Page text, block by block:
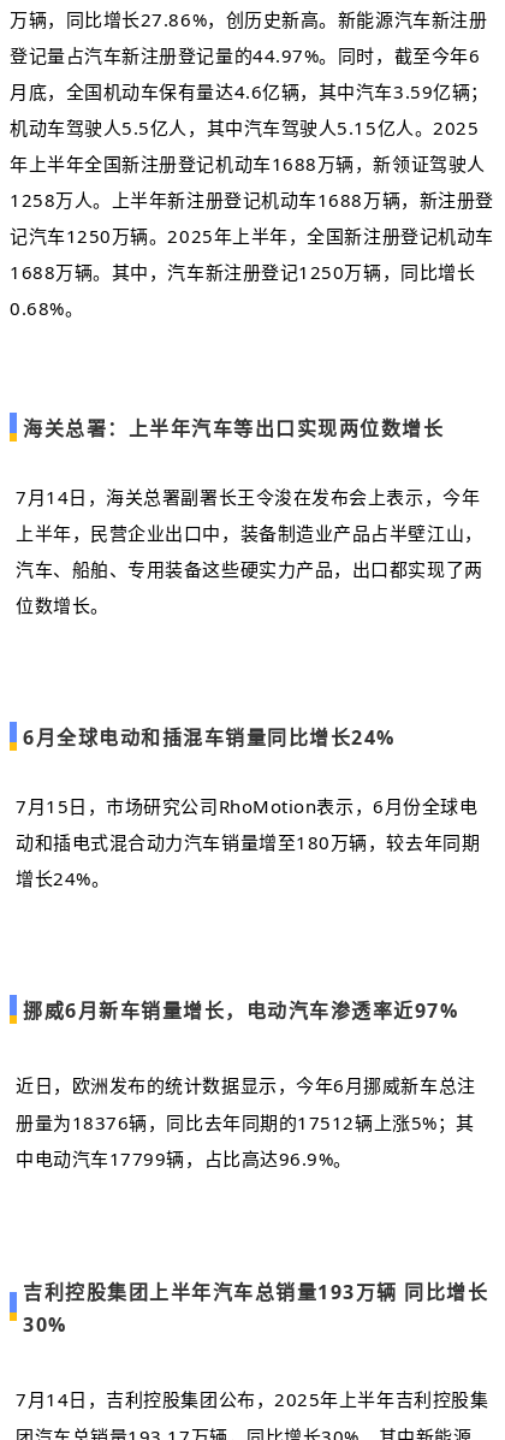
万辆，同比增长27.86%，创历史新高。新能源汽车新注册
登记量占汽车新注册登记量的44.97%。同时，截至今年6
月底，全国机动车保有量达4.6亿辆，其中汽车3.59亿辆；
机动车驾驶人5.5亿人，其中汽车驾驶人5.15亿人。2025
年上半年全国新注册登记机动车1688万辆，新领证驾驶人
1258万人。上半年新注册登记机动车1688万辆，新注册登
记汽车1250万辆。2025年上半年，全国新注册登记机动车
1688万辆。其中，汽车新注册登记1250万辆，同比增长
0.68%。
海关总署：上半年汽车等出口实现两位数增长
7月14日，海关总署副署长王令浚在发布会上表示，今年
上半年，民营企业出口中，装备制造业产品占半壁江山，
汽车、船舶、专用装备这些硬实力产品，出口都实现了两
位数增长。
6月全球电动和插混车销量同比增长24%
7月15日，市场研究公司RhoMotion表示，6月份全球电
动和插电式混合动力汽车销量增至180万辆，较去年同期
增长24%。
挪威6月新车销量增长，电动汽车渗透率近97%
近日，欧洲发布的统计数据显示，今年6月挪威新车总注
册量为18376辆，同比去年同期的17512辆上涨5%；其
中电动汽车17799辆，占比高达96.9%。
吉利控股集团上半年汽车总销量193万辆 同比增长
30%
7月14日，吉利控股集团公布，2025年上半年吉利控股集